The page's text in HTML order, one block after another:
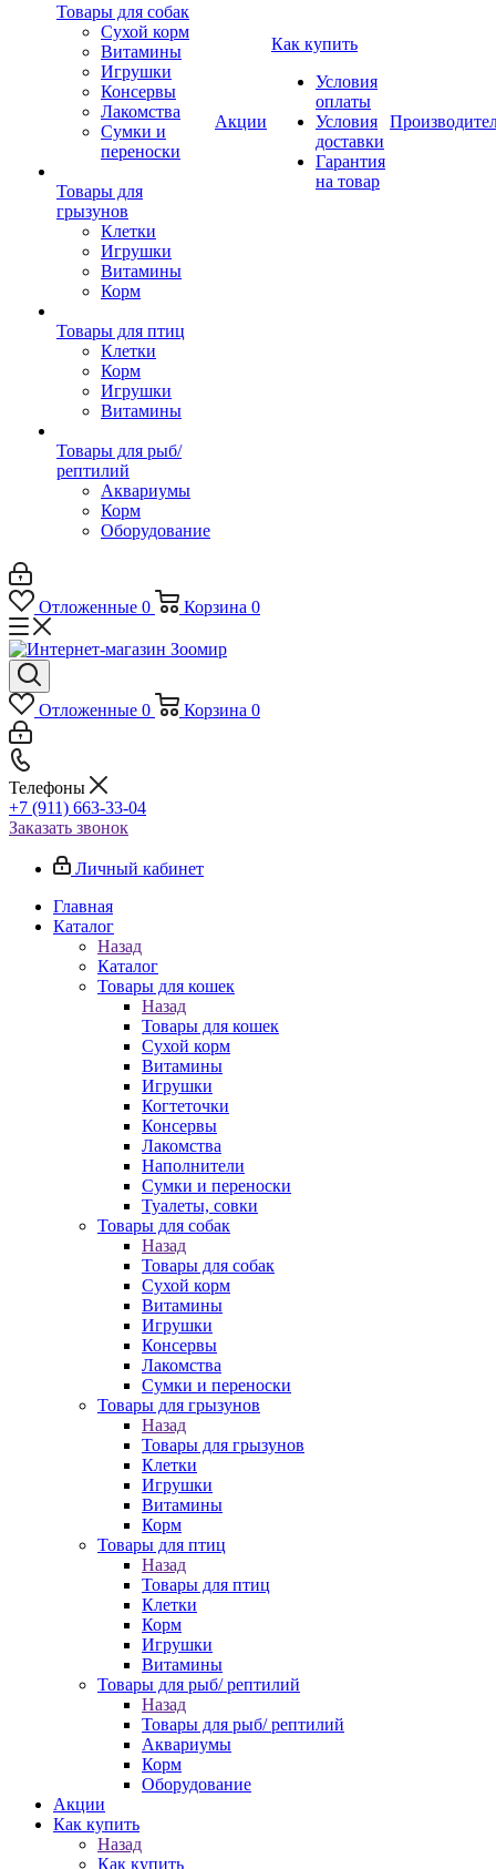
Товары для собак
Cухой корм
Витамины
Игрушки
Консервы
Лакомства
Сумки и
переноски
Товары для
грызунов
Клетки
Игрушки
Витамины
Корм
Товары для птиц
Клетки
Корм
Игрушки
Витамины
Товары для рыб/
рептилий
Аквариумы
Корм
Оборудование
Акции
Как купить
Условия
оплаты
Условия
доставки
Гарантия
на товар
Отложенные 0 Корзина 0
Отложенные 0 Корзина 0
Телефоны
+7 (911) 663-33-04
Заказать звонок
Личный кабинет
Главная
Каталог
Назад
Каталог
Товары для кошек
Назад
Товары для кошек
Cухой корм
Витамины
Игрушки
Когтеточки
Консервы
Лакомства
Наполнители
Сумки и переноски
Туалеты, совки
Товары для собак
Назад
Товары для собак
Cухой корм
Витамины
Игрушки
Консервы
Лакомства
Сумки и переноски
Товары для грызунов
Назад
Товары для грызунов
Клетки
Игрушки
Витамины
Корм
Товары для птиц
Назад
Товары для птиц
Клетки
Корм
Игрушки
Витамины
Товары для рыб/ рептилий
Назад
Товары для рыб/ рептилий
Аквариумы
Корм
Оборудование
Акции
Как купить
Назад
Как купить